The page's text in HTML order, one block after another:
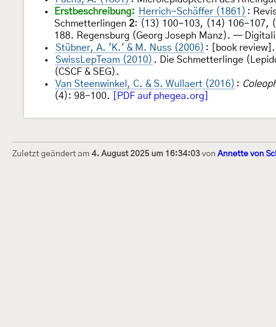
Erstbeschreibung: Herrich-Schäffer (1861) :
Schmetterlingen 2: (13) 100-103, (14) 106-107,
188. Regensburg (Georg Joseph Manz). —
Stübner, A. 'K.' & M. Nuss (2006) : [book
SwissLepTeam (2010) . Die Schmetterlinge
(CSCF & SEG).
Van Steenwinkel, C. & S. Wullaert (2016) :
(4): 98-100.
[PDF auf phegea.org]
Zuletzt geändert am 4. August 2025 um 16:34:03 von Annette von